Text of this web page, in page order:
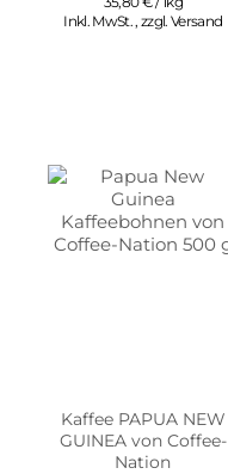
Inkl. MwSt.,zzgl.Versand
Kaffee PAPUA NEW
GUINEA von Coffee-
Nation